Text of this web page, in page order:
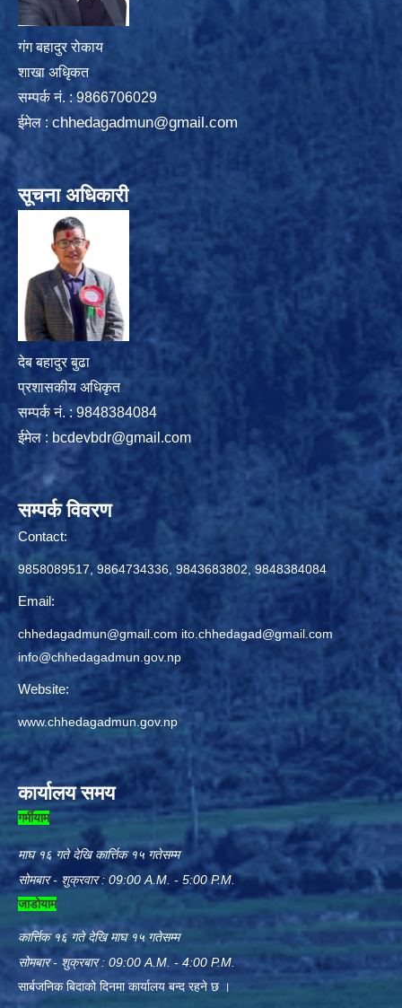
गंग बहादुर रोकाय
शाखा अधिृकत
सम्पर्क न‌ं. : 9866706029
ईमेल : chhedagadmun@gmail.com
सूचना अधिकारी
देब बहादुर बुढा
प्रशासकीय अधिकृत
सम्पर्क नं. : 9848384084
ईमेल : bcdevbdr@gmail.com
सम्पर्क विवरण
Contact:
9858089517, 9864734336, 9843683802, 9848384084
Email:
chhedagadmun@gmail.com ito.chhedagad@gmail.com
info@chhedagadmun.gov.np
Website:
www.chhedagadmun.gov.np
कार्यालय समय
गर्मीयाम
माघ १६ गते देखि कार्त्तिक १५ गतेसम्म
सोमबार - शुक्रवार : 09:00 A.M. - 5:00 P.M.
जाडोयाम
कार्त्तिक १६ गते देखि माघ १५ गतेसम्म
सोमबार - शुक्रबार : 09:00 A.M. - 4:00 P.M.
सार्बजनिक बिदाको दिनमा कार्यालय बन्द रहने छ ।